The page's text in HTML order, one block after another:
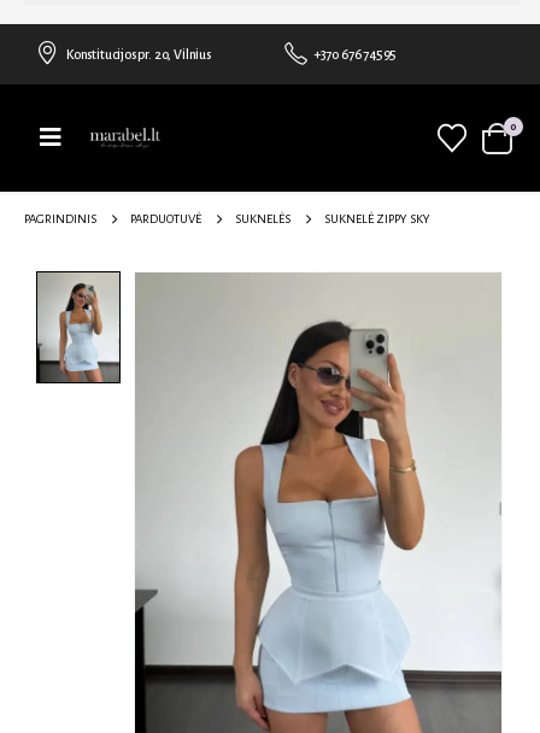
Konstitucijos pr. 20, Vilnius +370 676 74595
0
PAGRINDINIS PARDUOTUVĖ SUKNELĖS SUKNELĖ ZIPPY SKY